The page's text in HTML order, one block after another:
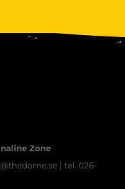
Zone
| tel. 026-